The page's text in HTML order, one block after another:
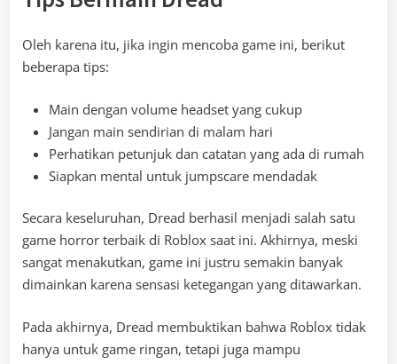
Oleh karena itu, jika ingin mencoba game ini, berikut
beberapa tips:
Main dengan volume headset yang cukup
Jangan main sendirian di malam hari
Perhatikan petunjuk dan catatan yang ada di rumah
Siapkan mental untuk jumpscare mendadak
Secara keseluruhan, Dread berhasil menjadi salah satu
game horror terbaik di Roblox saat ini. Akhirnya, meski
sangat menakutkan, game ini justru semakin banyak
dimainkan karena sensasi ketegangan yang ditawarkan.
Pada akhirnya, Dread membuktikan bahwa Roblox tidak
hanya untuk game ringan, tetapi juga mampu